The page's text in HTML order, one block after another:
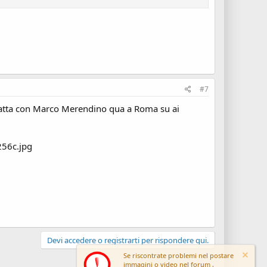
#7
con Marco Merendino qua a Roma su ai
Devi accedere o registrarti per rispondere qui.
Se riscontrate problemi nel postare
immagini o video nel forum ,